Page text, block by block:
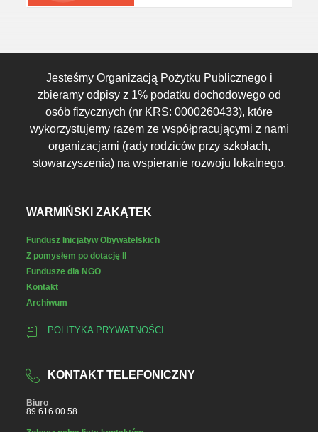
Jesteśmy Organizacją Pożytku Publicznego i
zbieramy odpisy z 1% podatku dochodowego od
osób fizycznych (nr KRS: 0000260433), które
wykorzystujemy razem ze współpracującymi z nami
organizacjami (rady rodziców przy szkołach,
stowarzyszenia) na wspieranie rozwoju lokalnego.
WARMIŃSKI ZAKĄTEK
Fundusz Inicjatyw Obywatelskich
Z pomysłem po dotację II
Fundusze dla NGO
Kontakt
Archiwum
POLITYKA PRYWATNOŚCI
KONTAKT TELEFONICZNY
Biuro
89 616 00 58